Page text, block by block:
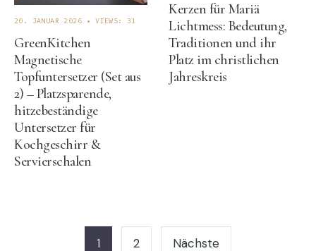
Kerzen für Mariä
Lichtmess: Bedeutung,
Traditionen und ihr
Platz im christlichen
Jahreskreis
20. JANUAR 2026 •VIEWS: 31
GreenKitchen
Magnetische
Topfuntersetzer (Set aus
2) – Platzsparende,
hitzebeständige
Untersetzer für
Kochgeschirr &
Servierschalen
Seitennummerierung
1 2 Nächste